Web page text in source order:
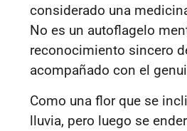
considerado una
No es un autoflagelo
reconocimiento sincero
acompañado con el
Como una flor que se
lluvia, pero luego se